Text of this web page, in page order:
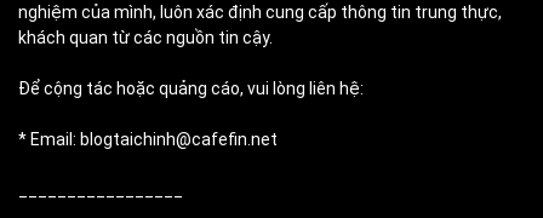
nghiệm của mình, luôn xác định cung cấp thông tin trung thực,
khách quan từ các nguồn tin cậy.
Để cộng tác hoặc quảng cáo, vui lòng liên hệ:
* Email: blogtaichinh@cafefin.net